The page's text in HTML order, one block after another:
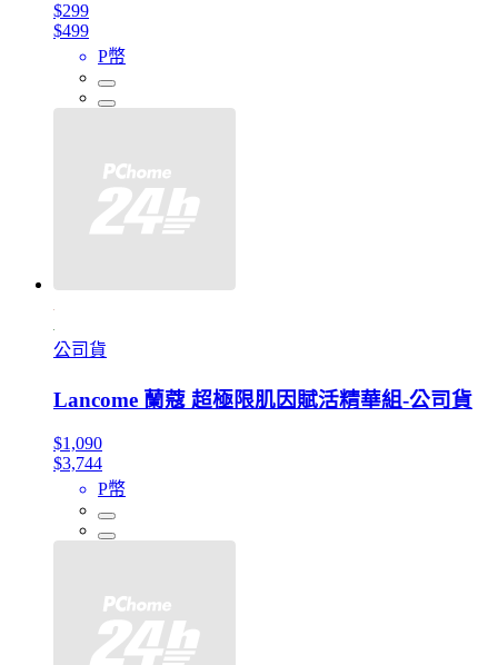
$299
$499
P幣
公司貨
Lancome 蘭蔻 超極限肌因賦活精華組-公司貨
$1,090
$3,744
P幣